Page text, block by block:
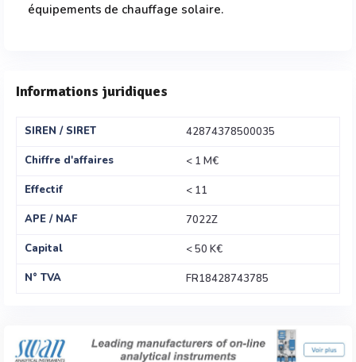
équipements de chauffage solaire.
Informations juridiques
SIREN / SIRET
42874378500035
Chiffre d'affaires
< 1 M€
Effectif
< 11
APE / NAF
7022Z
Capital
< 50 K€
N° TVA
FR18428743785